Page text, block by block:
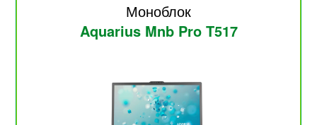
Моноблок
Aquarius Mnb Pro T517